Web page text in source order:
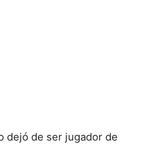
dejó de ser jugador de